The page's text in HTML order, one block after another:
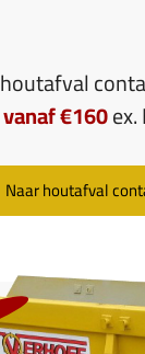
houtafval
vanaf €160
Naar houtafval